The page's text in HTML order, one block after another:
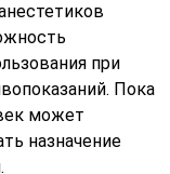
при
Пока
может
назначение